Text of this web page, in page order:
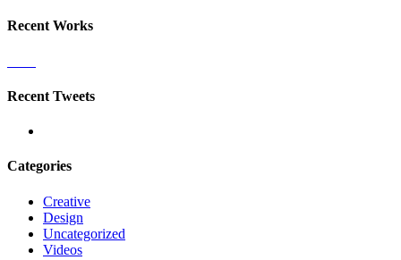
Recent Works
Recent Tweets
Categories
Creative
Design
Uncategorized
Videos